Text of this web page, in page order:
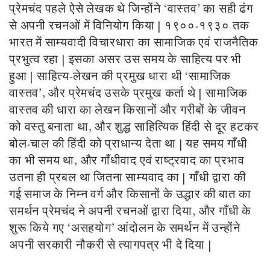
प्रेमचंद पहले ऐसे लेखक थे जिन्होंने ‘वास्तव’ का सही ढंग
से अपनी रचनओं में विनियोग किया | १९००-१९३० तक
भारत में साम्यवादी विचारधारा का सामाजिक एवं राजनैतिक
प्रभुत्व रहा | इसका असर उस समय के साहित्य पर भी
हुआ | साहित्य-लेखन की प्रमुख धारा थी ‘सामाजिक
वास्तव’, और प्रेमचंद उसके प्रमुख कर्ता थे | सामाजिक
वास्तव की धारा का लेखन किसानों और गरीबों के जीवन
को वस्तु बनाता था, और शुद्ध साहित्यिक हिंदी से दूर हटकर
बोल-चाल की हिंदी को प्राधान्य देता था | यह समय गाँधी
का भी समय था, और गाँधीवाद एवं राष्ट्रवाद का प्रभाव
उतना ही प्रबल था जितना साम्यवाद का | गाँधी द्वारा की
गई समाज के निम्न वर्ग और किसानों के उद्धार की बात का
समर्थन प्रेमचंद ने अपनी रचनओं द्वारा दिया, और गाँधी के
शुरू किये गए ‘असहयोग’ आंदोलन के समर्थन में उन्होंने
अपनी सरकारी नौकरी से त्यागपत्र भी दे दिया |